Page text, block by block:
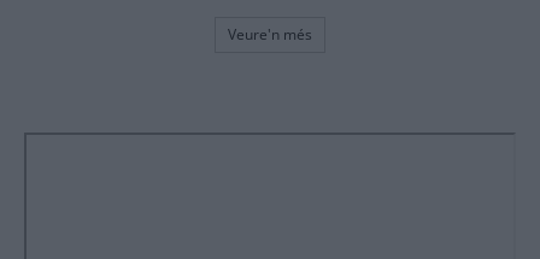
Veure'n més